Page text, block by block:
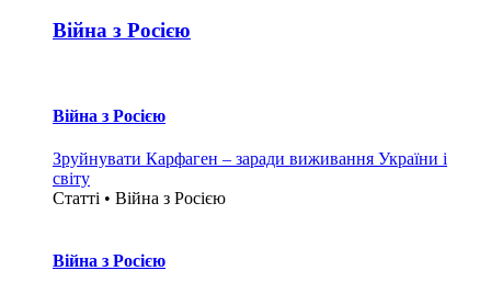
Війна з Росією
Війна з Росією
Зруйнувати Карфаген – заради виживання України і
світу
Статті • Війна з Росією
Війна з Росією